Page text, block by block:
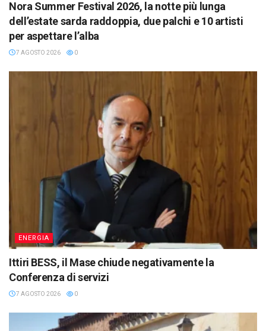
Nora Summer Festival 2026, la notte più lunga
dell’estate sarda raddoppia, due palchi e 10 artisti
per aspettare l’alba
7 AGOSTO 2026 0
ENERGIA
Ittiri BESS, il Mase chiude negativamente la
Conferenza di servizi
7 AGOSTO 2026 0